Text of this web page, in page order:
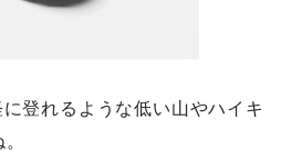
登れるような低い山やハイキ